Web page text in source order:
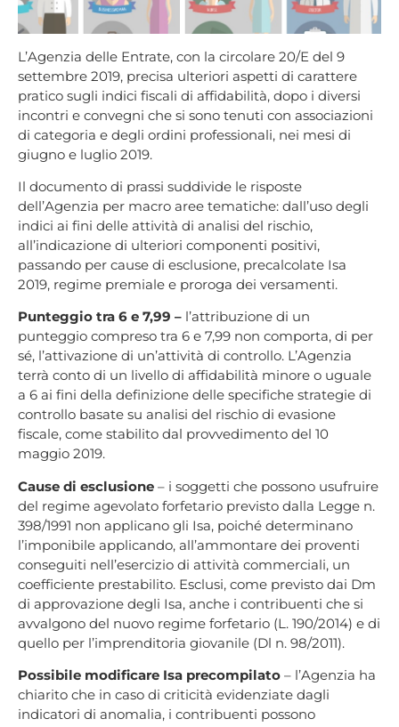
L’Agenzia delle Entrate, con la circolare 20/E del 9
settembre 2019, precisa ulteriori aspetti di carattere
pratico sugli indici fiscali di affidabilità, dopo i diversi
incontri e convegni che si sono tenuti con associazioni
di categoria e degli ordini professionali, nei mesi di
giugno e luglio 2019.
Il documento di prassi suddivide le risposte
dell’Agenzia per macro aree tematiche: dall’uso degli
indici ai fini delle attività di analisi del rischio,
all’indicazione di ulteriori componenti positivi,
passando per cause di esclusione, precalcolate Isa
2019, regime premiale e proroga dei versamenti.
Punteggio tra 6 e 7,99 – l’attribuzione di un
punteggio compreso tra 6 e 7,99 non comporta, di per
sé, l’attivazione di un’attività di controllo. L’Agenzia
terrà conto di un livello di affidabilità minore o uguale
a 6 ai fini della definizione delle specifiche strategie di
controllo basate su analisi del rischio di evasione
fiscale, come stabilito dal provvedimento del 10
maggio 2019.
Cause di esclusione – i soggetti che possono usufruire
del regime agevolato forfetario previsto dalla Legge n.
398/1991 non applicano gli Isa, poiché determinano
l’imponibile applicando, all’ammontare dei proventi
conseguiti nell’esercizio di attività commerciali, un
coefficiente prestabilito. Esclusi, come previsto dai Dm
di approvazione degli Isa, anche i contribuenti che si
avvalgono del nuovo regime forfetario (L. 190/2014) e di
quello per l’imprenditoria giovanile (Dl n. 98/2011).
Possibile modificare Isa precompilato – l’Agenzia ha
chiarito che in caso di criticità evidenziate dagli
indicatori di anomalia, i contribuenti possono